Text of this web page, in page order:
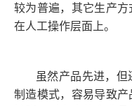
较为普遍，其它生产
在人工操作层面上。
虽然产品先进，但
制造模式，容易导致